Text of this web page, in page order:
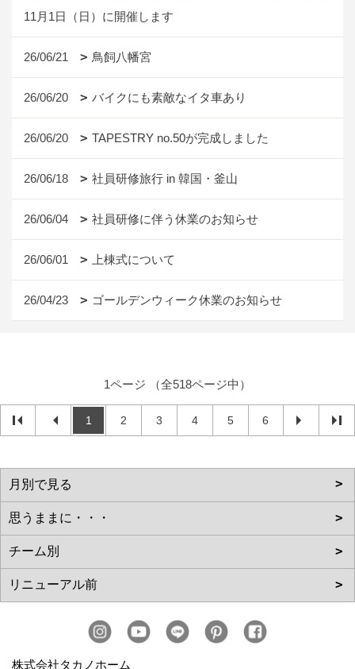
11月1日（日）に開催します
26/06/21 鳥飼八幡宮
26/06/20 バイクにも素敵なイタ車あり
26/06/20 TAPESTRY no.50が完成しました
26/06/18 社員研修旅行 in 韓国・釜山
26/06/04 社員研修に伴う休業のお知らせ
26/06/01 上棟式について
26/04/23 ゴールデンウィーク休業のお知らせ
1ページ （全518ページ中）
1 2 3 4 5 6
株式会社タカノホーム